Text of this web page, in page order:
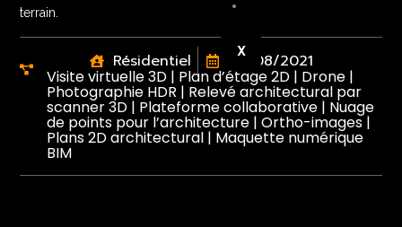
X
terrain.
Résidentiel 05/08/2021
Visite virtuelle 3D | Plan d’étage 2D | Drone |
Photographie HDR | Relevé architectural par
scanner 3D | Plateforme collaborative | Nuage
de points pour l’architecture | Ortho-images |
Plans 2D architectural | Maquette numérique
BIM